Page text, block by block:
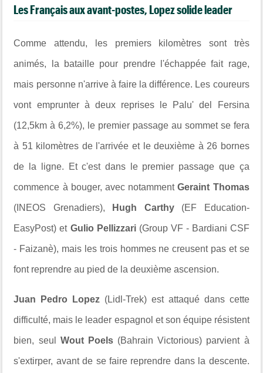
Les Français aux avant-postes, Lopez solide leader
Comme attendu, les premiers kilomètres sont très
animés, la bataille pour prendre l'échappée fait rage,
mais personne n'arrive à faire la différence. Les coureurs
vont emprunter à deux reprises le Palu' del Fersina
(12,5km à 6,2%), le premier passage au sommet se fera
à 51 kilomètres de l'arrivée et le deuxième à 26 bornes
de la ligne. Et c'est dans le premier passage que ça
commence à bouger, avec notammentGeraint Thomas
(INEOS Grenadiers), Hugh Carthy(EF Education-
EasyPost) et Gulio Pellizzari (Group VF - Bardiani CSF
- Faizanè), mais les trois hommes ne creusent pas et se
font reprendre au pied de la deuxième ascension.
Juan Pedro Lopez (Lidl-Trek) est attaqué dans cette
difficulté, mais le leader espagnol et son équipe résistent
bien, seul Wout Poels (Bahrain Victorious) parvient à
s'extirper, avant de se faire reprendre dans la descente.